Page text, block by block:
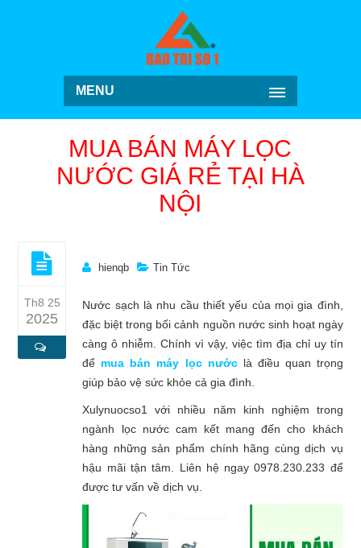
MENU
MUA BÁN MÁY LỌC
NƯỚC GIÁ RẺ TẠI HÀ
NỘI
Th8 25
2025
hienqb Tin Tức
Nước sạch là nhu cầu thiết yếu của mọi gia đình,
đặc biệt trong bối cảnh nguồn nước sinh hoạt ngày
càng ô nhiễm. Chính vì vậy, việc tìm địa chỉ uy tín
để mua bán máy lọc nướclà điều quan trọng
giúp bảo vệ sức khỏe cả gia đình.
Xulynuocso1 với nhiều năm kinh nghiệm trong
ngành lọc nước cam kết mang đến cho khách
hàng những sản phẩm chính hãng cùng dịch vụ
hậu mãi tận tâm. Liên hệ ngay 0978.230.233 để
được tư vấn về dịch vụ.